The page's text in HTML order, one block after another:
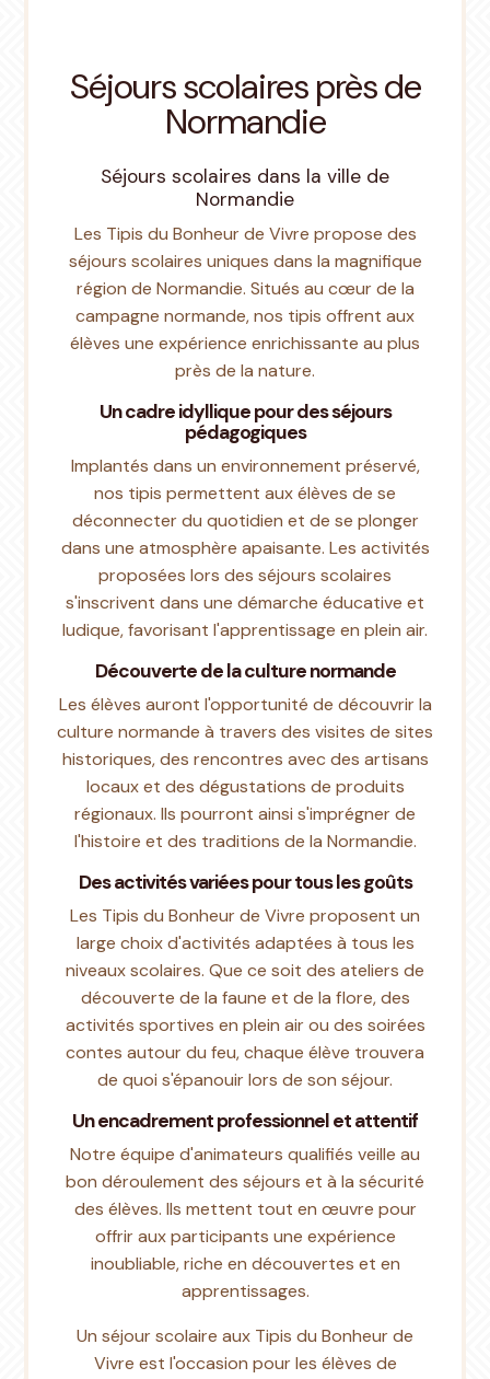
Séjours scolaires près de
Normandie
Séjours scolaires dans la ville de
Normandie
Les Tipis du Bonheur de Vivre propose des
séjours scolaires uniques dans la magnifique
région de Normandie. Situés au cœur de la
campagne normande, nos tipis offrent aux
élèves une expérience enrichissante au plus
près de la nature.
Un cadre idyllique pour des séjours
pédagogiques
Implantés dans un environnement préservé,
nos tipis permettent aux élèves de se
déconnecter du quotidien et de se plonger
dans une atmosphère apaisante. Les activités
proposées lors des séjours scolaires
s'inscrivent dans une démarche éducative et
ludique, favorisant l'apprentissage en plein air.
Découverte de la culture normande
Les élèves auront l'opportunité de découvrir la
culture normande à travers des visites de sites
historiques, des rencontres avec des artisans
locaux et des dégustations de produits
régionaux. Ils pourront ainsi s'imprégner de
l'histoire et des traditions de la Normandie.
Des activités variées pour tous les goûts
Les Tipis du Bonheur de Vivre proposent un
large choix d'activités adaptées à tous les
niveaux scolaires. Que ce soit des ateliers de
découverte de la faune et de la flore, des
activités sportives en plein air ou des soirées
contes autour du feu, chaque élève trouvera
de quoi s'épanouir lors de son séjour.
Un encadrement professionnel et attentif
Notre équipe d'animateurs qualifiés veille au
bon déroulement des séjours et à la sécurité
des élèves. Ils mettent tout en œuvre pour
offrir aux participants une expérience
inoubliable, riche en découvertes et en
apprentissages.
Un séjour scolaire aux Tipis du Bonheur de
Vivre est l'occasion pour les élèves de